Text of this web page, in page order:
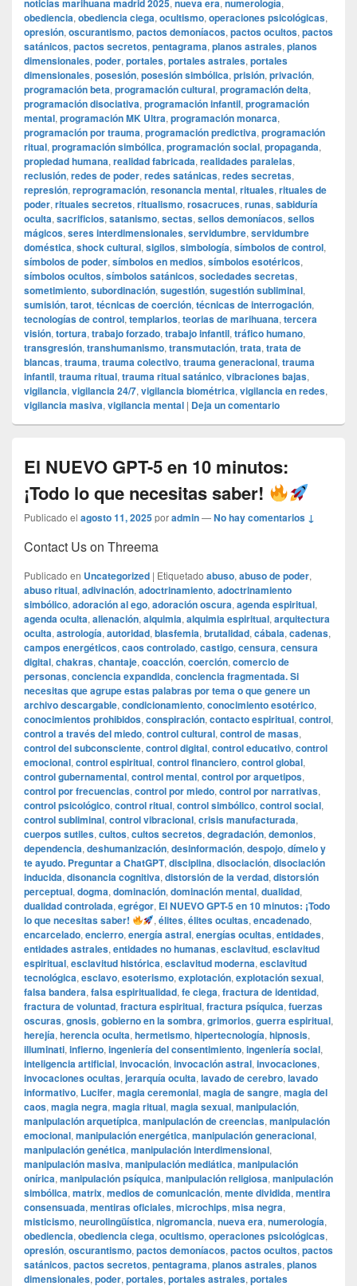
noticias marihuana madrid 2025, nueva era, numerología,
obediencia, obediencia ciega, ocultismo, operaciones psicológicas,
opresión, oscurantismo, pactos demoníacos, pactos ocultos, pactos
satánicos, pactos secretos, pentagrama, planos astrales, planos
dimensionales, poder, portales, portales astrales, portales
dimensionales, posesión, posesión simbólica, prisión, privación,
programación beta, programación cultural, programación delta,
programación disociativa, programación infantil, programación
mental, programación MK Ultra, programación monarca,
programación por trauma, programación predictiva, programación
ritual, programación simbólica, programación social, propaganda,
propiedad humana, realidad fabricada, realidades paralelas,
reclusión, redes de poder, redes satánicas, redes secretas,
represión, reprogramación, resonancia mental, rituales, rituales de
poder, rituales secretos, ritualismo, rosacruces, runas, sabiduría
oculta, sacrificios, satanismo, sectas, sellos demoníacos, sellos
mágicos, seres interdimensionales, servidumbre, servidumbre
doméstica, shock cultural, sigilos, simbología, símbolos de control,
símbolos de poder, símbolos en medios, símbolos esotéricos,
símbolos ocultos, símbolos satánicos, sociedades secretas,
sometimiento, subordinación, sugestión, sugestión subliminal,
sumisión, tarot, técnicas de coerción, técnicas de interrogación,
tecnologías de control, templarios, teorias de marihuana, tercera
visión, tortura, trabajo forzado, trabajo infantil, tráfico humano,
transgresión, transhumanismo, transmutación, trata, trata de
blancas, trauma, trauma colectivo, trauma generacional, trauma
infantil, trauma ritual, trauma ritual satánico, vibraciones bajas,
vigilancia, vigilancia 24/7, vigilancia biométrica, vigilancia en redes,
vigilancia masiva, vigilancia mental | Deja un comentario
El NUEVO GPT-5 en 10 minutos:
¡Todo lo que necesitas saber!
Publicado el agosto 11, 2025poradmin—No hay comentarios ↓
Contact Us on Threema
Publicado en Uncategorized | Etiquetado abuso, abuso de poder,
abuso ritual, adivinación, adoctrinamiento, adoctrinamiento
simbólico, adoración al ego, adoración oscura, agenda espiritual,
agenda oculta, alienación, alquimia, alquimia espiritual, arquitectura
oculta, astrología, autoridad, blasfemia, brutalidad, cábala, cadenas,
campos energéticos, caos controlado, castigo, censura, censura
digital, chakras, chantaje, coacción, coerción, comercio de
personas, conciencia expandida, conciencia fragmentada. Si
necesitas que agrupe estas palabras por tema o que genere un
archivo descargable, condicionamiento, conocimiento esotérico,
conocimientos prohibidos, conspiración, contacto espiritual, control,
control a través del miedo, control cultural, control de masas,
control del subconsciente, control digital, control educativo, control
emocional, control espiritual, control financiero, control global,
control gubernamental, control mental, control por arquetipos,
control por frecuencias, control por miedo, control por narrativas,
control psicológico, control ritual, control simbólico, control social,
control subliminal, control vibracional, crisis manufacturada,
cuerpos sutiles, cultos, cultos secretos, degradación, demonios,
dependencia, deshumanización, desinformación, despojo, dímelo y
te ayudo. Preguntar a ChatGPT, disciplina, disociación, disociación
inducida, disonancia cognitiva, distorsión de la verdad, distorsión
perceptual, dogma, dominación, dominación mental, dualidad,
dualidad controlada, egrégor, El NUEVO GPT-5 en 10 minutos: ¡Todo
lo que necesitas saber!
,élites,élites ocultas,encadenado,
encarcelado, encierro, energía astral, energías ocultas, entidades,
entidades astrales, entidades no humanas, esclavitud, esclavitud
espiritual, esclavitud histórica, esclavitud moderna, esclavitud
tecnológica, esclavo, esoterismo, explotación, explotación sexual,
falsa bandera, falsa espiritualidad, fe ciega, fractura de identidad,
fractura de voluntad, fractura espiritual, fractura psíquica, fuerzas
oscuras, gnosis, gobierno en la sombra, grimorios, guerra espiritual,
herejía, herencia oculta, hermetismo, hipertecnología, hipnosis,
illuminati, infierno, ingeniería del consentimiento, ingeniería social,
inteligencia artificial, invocación, invocación astral, invocaciones,
invocaciones ocultas, jerarquía oculta, lavado de cerebro, lavado
informativo, Lucifer, magia ceremonial, magia de sangre, magia del
caos, magia negra, magia ritual, magia sexual, manipulación,
manipulación arquetípica, manipulación de creencias, manipulación
emocional, manipulación energética, manipulación generacional,
manipulación genética, manipulación interdimensional,
manipulación masiva, manipulación mediática, manipulación
onírica, manipulación psíquica, manipulación religiosa, manipulación
simbólica, matrix, medios de comunicación, mente dividida, mentira
consensuada, mentiras oficiales, microchips, misa negra,
misticismo, neurolingüística, nigromancia, nueva era, numerología,
obediencia, obediencia ciega, ocultismo, operaciones psicológicas,
opresión, oscurantismo, pactos demoníacos, pactos ocultos, pactos
satánicos, pactos secretos, pentagrama, planos astrales, planos
dimensionales, poder, portales, portales astrales, portales